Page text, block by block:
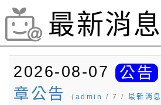
最新消息
2026-08-07 公告
章公告
( admin / 7 / 最新消息